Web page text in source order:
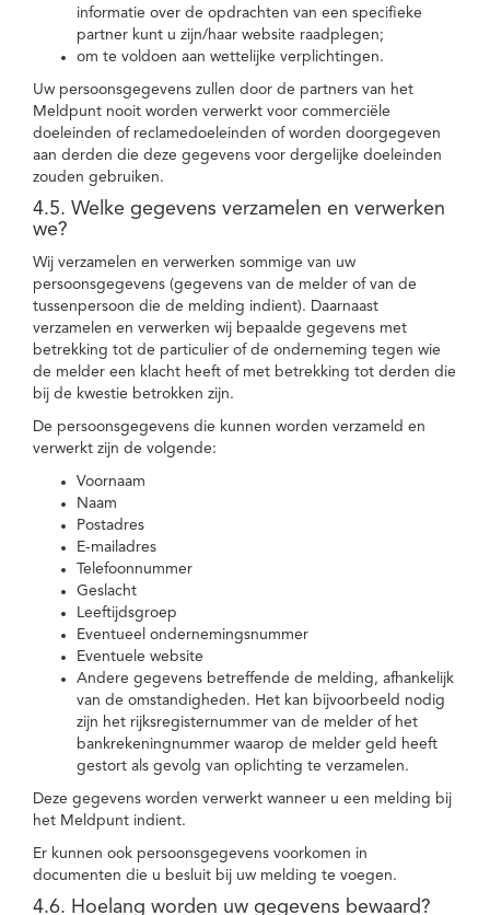
informatie over de opdrachten van een specifieke
partner kunt u zijn/haar website raadplegen;
om te voldoen aan wettelijke verplichtingen.
Uw persoonsgegevens zullen door de partners van het
Meldpunt nooit worden verwerkt voor commerciële
doeleinden of reclamedoeleinden of worden doorgegeven
aan derden die deze gegevens voor dergelijke doeleinden
zouden gebruiken.
4.5. Welke gegevens verzamelen en verwerken
we?
Wij verzamelen en verwerken sommige van uw
persoonsgegevens (gegevens van de melder of van de
tussenpersoon die de melding indient). Daarnaast
verzamelen en verwerken wij bepaalde gegevens met
betrekking tot de particulier of de onderneming tegen wie
de melder een klacht heeft of met betrekking tot derden die
bij de kwestie betrokken zijn.
De persoonsgegevens die kunnen worden verzameld en
verwerkt zijn de volgende:
Voornaam
Naam
Postadres
E-mailadres
Telefoonnummer
Geslacht
Leeftijdsgroep
Eventueel ondernemingsnummer
Eventuele website
Andere gegevens betreffende de melding, afhankelijk
van de omstandigheden. Het kan bijvoorbeeld nodig
zijn het rijksregisternummer van de melder of het
bankrekeningnummer waarop de melder geld heeft
gestort als gevolg van oplichting te verzamelen.
Deze gegevens worden verwerkt wanneer u een melding bij
het Meldpunt indient.
Er kunnen ook persoonsgegevens voorkomen in
documenten die u besluit bij uw melding te voegen.
4.6. Hoelang worden uw gegevens bewaard?